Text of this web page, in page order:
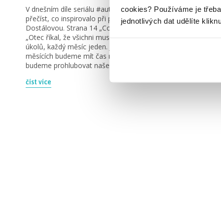
cookies? Používáme je
jednotlivých dat udělíte
V dnešním díle seriálu #autorskáinspirace si můžete
přečíst, co inspirovalo při psaní Souboje princů Kristýnu
Dostálovou. Strana 14 „Co se vlastně v Souboji děje?“
„Otec říkal, že všichni musí splnit dohromady devět
úkolů, každý měsíc jeden. Jen ve třech ztracených
měsících budeme mít čas na odpočinek. Do toho si
budeme prohlubovat naše znalosti o tom, […]
číst více